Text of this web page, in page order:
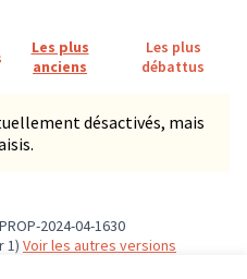
Les plus
anciens
Les plus
débattus
désactivés, mais
2024-04-1630
1)
voir les autres versions